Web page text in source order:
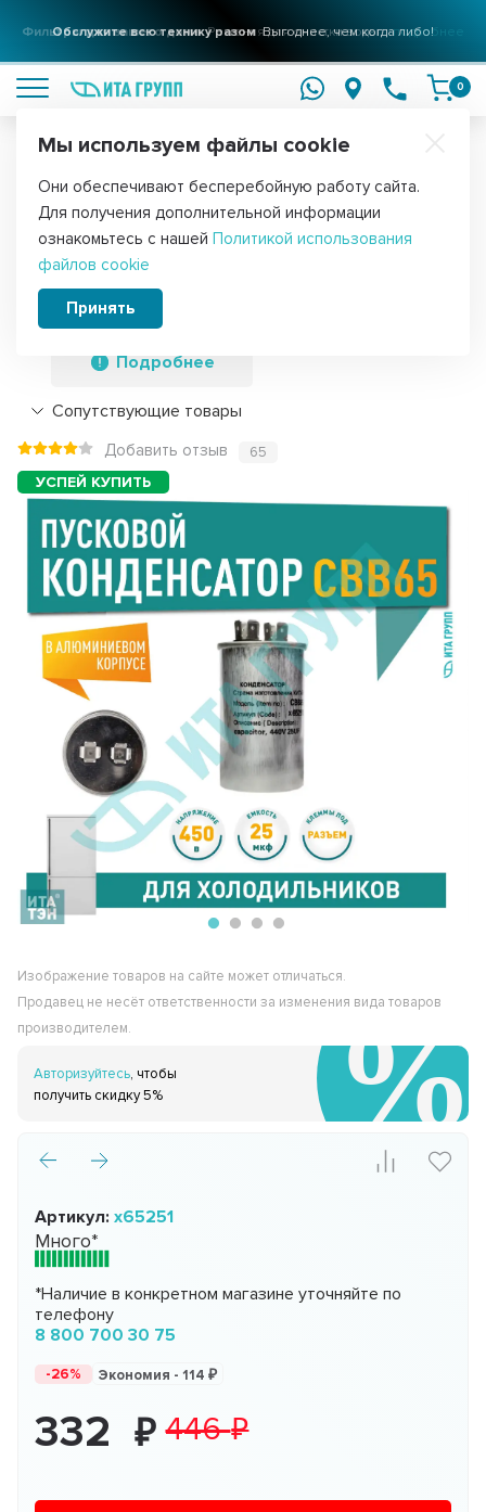
Обслужите всю технику разомВыгоднее, чем когда либо!
Фильтры для вашего домаРешения для очистки воды подробнее
0
Главная Запчасти для холодильников Конденсаторы для
Конденсатор для LG, Samsung, Bosch,
СВВ65 25мкФ, в алюминиевом
корпусе, 450V, x65251
Подробнее
Сопутствующие товары
Добавить отзыв 65
Изображение товаров на сайте может отличаться.
Продавец не несёт ответственности за изменения вида товаров
производителем.
Авторизуйтесь, чтобы
получить скидку 5%
Артикул:x65251
Много*
*Наличие в конкретном магазине уточняйте по
телефону
8 800 700 30 75
-26% Экономия -114
332 446
Мы используем файлы cookie
Они обеспечивают бесперебойную работу сайта.
Для получения дополнительной информации
ознакомьтесь с нашей Политикой использования
файлов cookie
Принять